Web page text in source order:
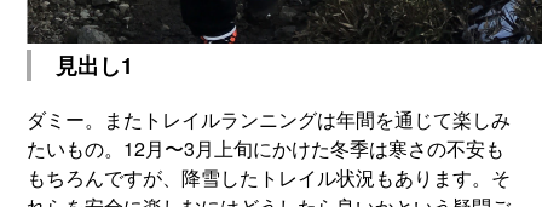
見出し1
ダミー。またトレイルランニングは年間を通じて楽しみ
たいもの。12月〜3月上旬にかけた冬季は寒さの不安も
もちろんですが、降雪したトレイル状況もあります。そ